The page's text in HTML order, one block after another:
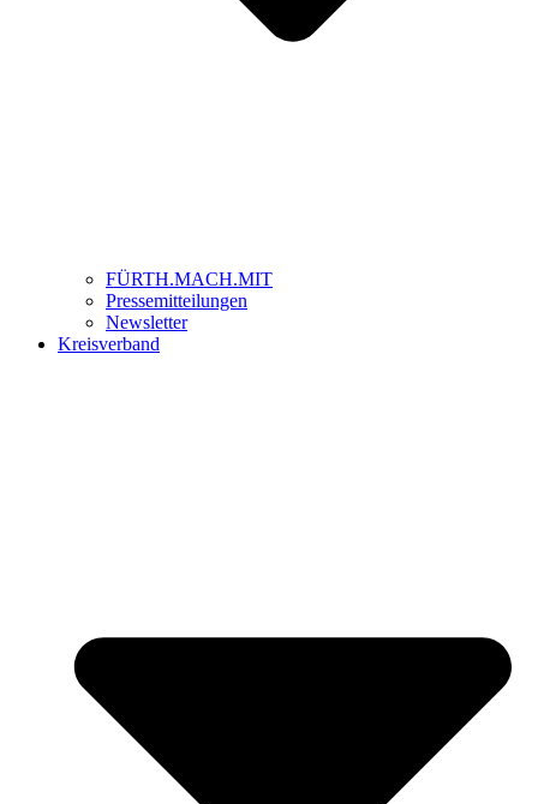
FÜRTH.MACH.MIT
Pressemitteilungen
Newsletter
Kreisverband